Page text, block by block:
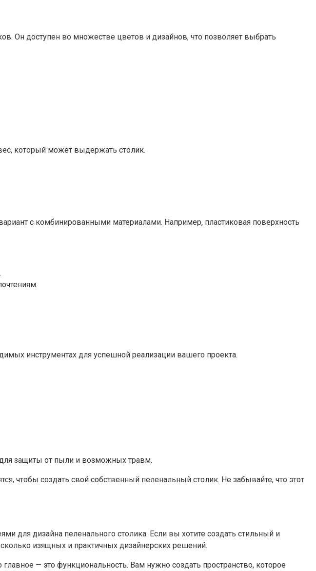
Он доступен во множестве цветов и дизайнов, что позволяет выбрать
который может выдержать столик.
с комбинированными материалами. Например, пластиковая поверхность
инструментах для успешной реализации вашего проекта.
для защиты от пыли и возможных травм.
чтобы создать свой собственный пеленальный столик. Не забывайте, что этот
для дизайна пеленального столика. Если вы хотите создать стильный и
изящных и практичных дизайнерских решений.
— это функциональность. Вам нужно создать пространство, которое